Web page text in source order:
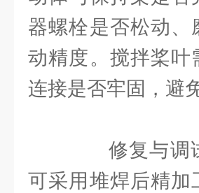
器螺栓是否松动
动精度。搅拌桨
连接是否牢固，避
修复与调试
可采用堆焊后精